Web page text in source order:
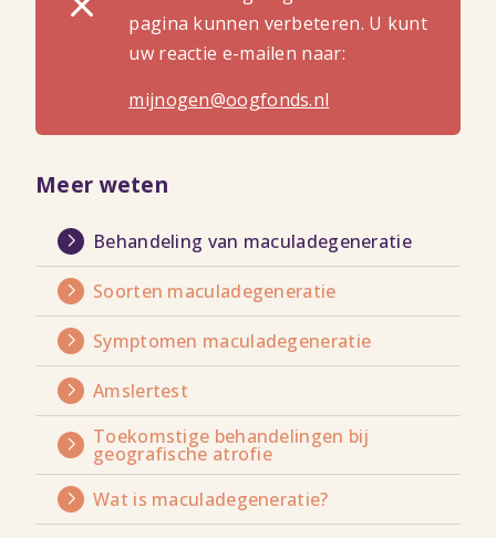
pagina kunnen verbeteren. U kunt
uw reactie e-mailen naar:
mijnogen@oogfonds.nl
Meer weten
Lees
meer
over
Behandeling van maculadegeneratie
Lees
meer
over
Soorten maculadegeneratie
Lees
meer
over
Symptomen maculadegeneratie
Lees
meer
over
Amslertest
Lees
meer
over
Toekomstige behandelingen bij
geografische atrofie
Lees
meer
Wat is maculadegeneratie?